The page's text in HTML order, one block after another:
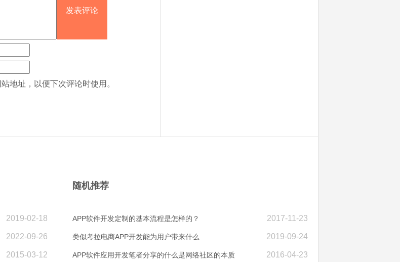
地址，以便下次评论时使用。
2019-02-18
2022-09-26
2015-03-12
随机推荐
2017-11-23
APP软件开发定制的基本流程是怎样的？
2019-09-24
类似考拉电商APP开发能为用户带来什么
2016-04-23
APP软件应用开发笔者分享的什么是网络社区的本质